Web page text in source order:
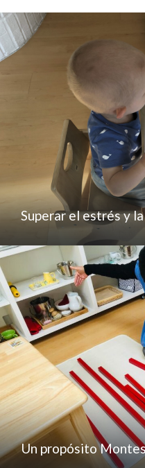
Superar el estrés y
Un propósito